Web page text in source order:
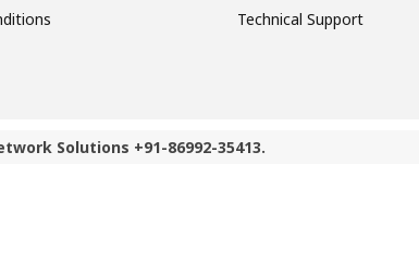
Technical Support
Solutions +91-86992-35413.